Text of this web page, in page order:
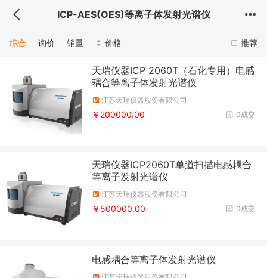
ICP-AES(OES)等离子体发射光谱仪
推荐
综合 询价 销量 价格
天瑞仪器ICP 2060T（石化专用）电感
耦合等离子体发射光谱仪
江苏天瑞仪器股份有限公司
0成交
￥200000.00
天瑞仪器ICP2060T单道扫描电感耦合
等离子发射光谱仪
江苏天瑞仪器股份有限公司
0成交
￥500000.00
电感耦合等离子体发射光谱仪